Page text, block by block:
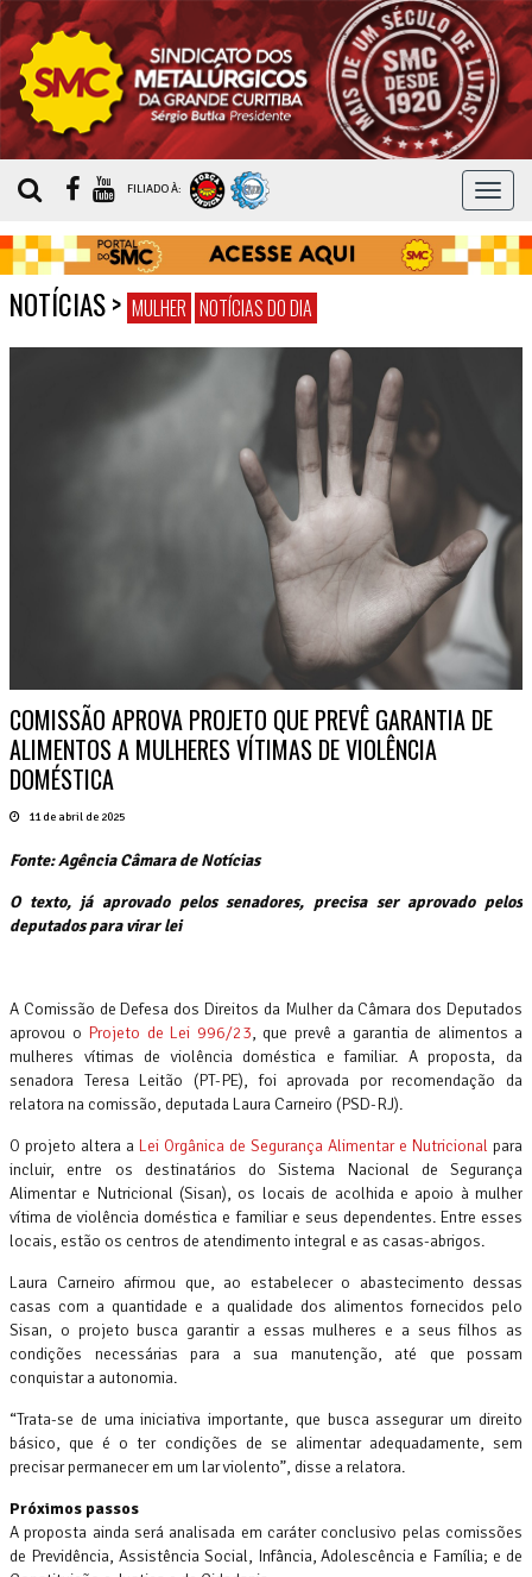
MENU
FILIADO À:
NOTÍCIAS> MULHER NOTÍCIAS DO DIA
COMISSÃO APROVA PROJETO QUE PREVÊ GARANTIA DE
ALIMENTOS A MULHERES VÍTIMAS DE VIOLÊNCIA
DOMÉSTICA
11 de abril de 2025
Fonte: Agência Câmara de Notícias
O texto, já aprovado pelos senadores, precisa ser aprovado pelos
deputados para virar lei
A Comissão de Defesa dos Direitos da Mulher da Câmara dos Deputados
aprovou o Projeto de Lei 996/23, que prevê a garantia de alimentos a
mulheres vítimas de violência doméstica e familiar. A proposta, da
senadora Teresa Leitão (PT-PE), foi aprovada por recomendação da
relatora na comissão, deputada Laura Carneiro (PSD-RJ).
O projeto altera a Lei Orgânica de Segurança Alimentar e Nutricional para
incluir, entre os destinatários do Sistema Nacional de Segurança
Alimentar e Nutricional (Sisan), os locais de acolhida e apoio à mulher
vítima de violência doméstica e familiar e seus dependentes. Entre esses
locais, estão os centros de atendimento integral e as casas-abrigos.
Laura Carneiro afirmou que, ao estabelecer o abastecimento dessas
casas com a quantidade e a qualidade dos alimentos fornecidos pelo
Sisan, o projeto busca garantir a essas mulheres e a seus filhos as
condições necessárias para a sua manutenção, até que possam
conquistar a autonomia.
“Trata-se de uma iniciativa importante, que busca assegurar um direito
básico, que é o ter condições de se alimentar adequadamente, sem
precisar permanecer em um lar violento”, disse a relatora.
Próximos passos
A proposta ainda será analisada em caráter conclusivo pelas comissões
de Previdência, Assistência Social, Infância, Adolescência e Família; e de